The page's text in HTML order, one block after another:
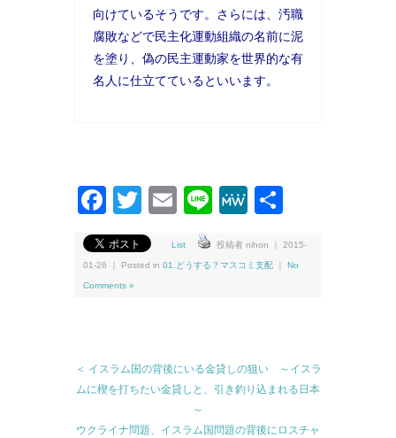
向けているそうです。さらには、汚職
腐敗などで民主化運動組織の名前に泥
を塗り、偽の民主運動家を世界的な有
名人に仕立てているといいます。
Facebook
Twitter
EmailLineMeWe
List 投稿者 nihon ｜ 2015-
01-26 ｜ Posted in 01.どうする？マスコミ支配 No
Comments »
＜ イスラム国の背後にいる金貸しの狙い ～イスラ
ムに楔を打ちたい金貸しと、引き釣り込まれる日本
～
ウクライナ問題、イスラム国問題の背後にロスチャ